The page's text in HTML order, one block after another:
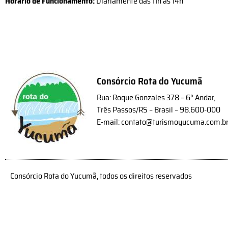
Consórcio Rota do Yucumã
Rua: Roque Gonzales 378 – 6° Andar,
Três Passos/RS – Brasil – 98.600-000
E-mail:
Consórcio Rota do Yucumã, todos os direitos reservados